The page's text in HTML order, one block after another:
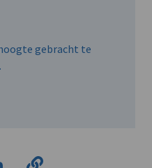
gebracht te